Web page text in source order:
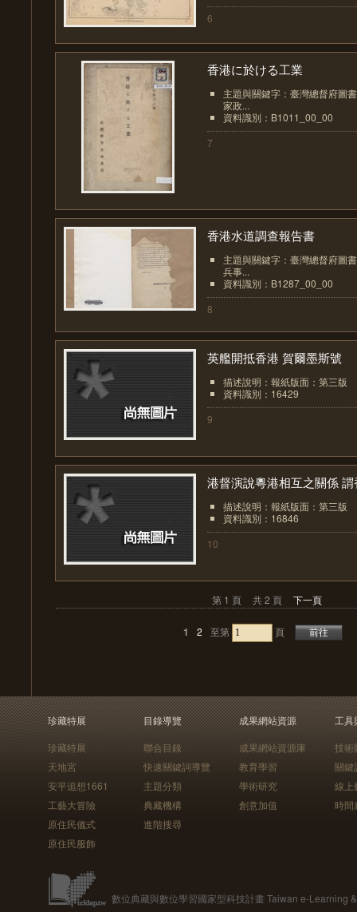
6
香港に於ける工業
主題與關鍵字：臺灣總督府圖
家政...
資料識別：B1011_00_00
7
香港水道調查報告書
主題與關鍵字：臺灣總督府圖
兵事...
資料識別：B1287_00_00
8
英艦開抵香港 賀爾墨斯號
描述說明：報紙版面：第三版
資料識別：16429
9
港督演說粵港相互之關係 謂
描述說明：報紙版面：第三版
資料識別：16846
10
第 1 頁 共 2 頁 下一頁
1 2 至第 頁
珍藏特展
珍藏特展
天地宮
安平追想1661
工藝大冒險
原住民儀式
原住民服飾
目錄導覽
聯合目錄
快速關鍵詞導覽
主題分類
典藏機構
進階搜尋
成果網站資源
成果網站資源庫
教育學習
學術研究
創意加值
工具
技術
關鍵
線上
時間
數位典藏與數位學習國家型科技計畫 Taiwan e-Learning